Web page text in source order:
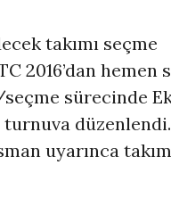
takımı seçme
2016’dan hemen
sürecinde
turnuva
uyarınca